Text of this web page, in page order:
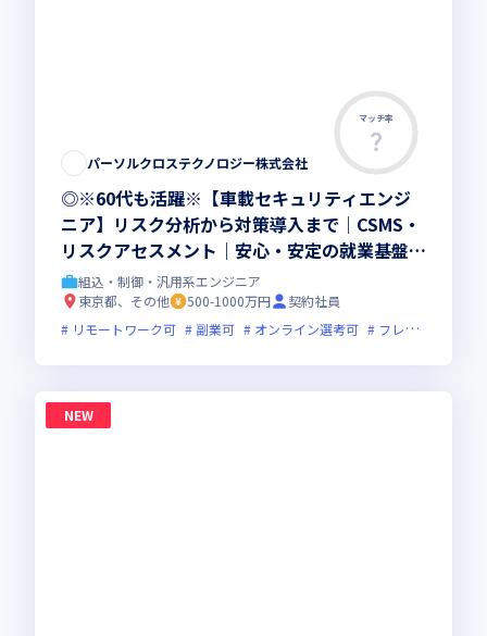
マッチ率
パーソルクロステクノロジー株式会社
◎※60代も活躍※【車載セキュリティエンジ
ニア】リスク分析から対策導入まで｜CSMS・
リスクアセスメント｜安心・安定の就業基盤｜
東証プライム上場G
組込・制御・汎用系エンジニア
東京都、その他
500-1000万円
契約社員
リモートワーク可
副業可 オンライン選考可 フレックス制度あり
NEW